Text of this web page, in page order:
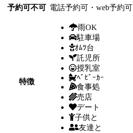
予約可不可 電話予約可・web予約可
特徴
雨OK
駐車場
ｵﾑﾂ台
託児所
授乳室
ﾍﾞﾋﾞｰｶｰ
食事処
売店
デート
子供と
友達と